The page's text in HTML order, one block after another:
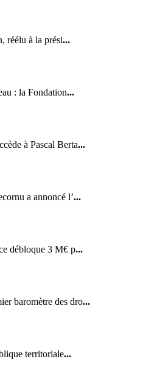
réélu à la prési...
: la Fondation...
à Pascal Berta...
a annoncé l’...
débloque 3 M€ p...
baromètre des dro...
territoriale...